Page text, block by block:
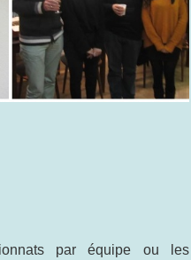
par équipe ou les